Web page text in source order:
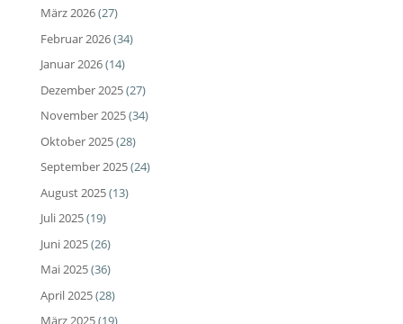
März 2026(27)
Februar 2026(34)
Januar 2026(14)
Dezember 2025(27)
November 2025(34)
Oktober 2025(28)
September 2025(24)
August 2025(13)
Juli 2025(19)
Juni 2025(26)
Mai 2025(36)
April 2025(28)
März 2025(19)